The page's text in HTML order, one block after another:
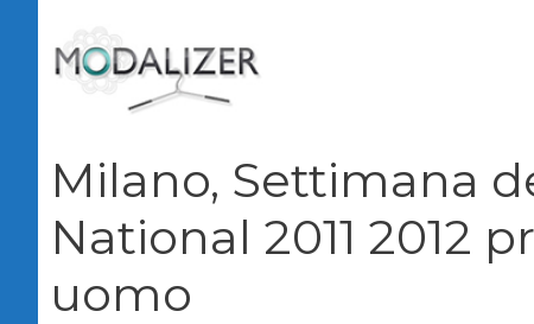
contenuto
Milano, Settimana
National 2011 2012
uomo